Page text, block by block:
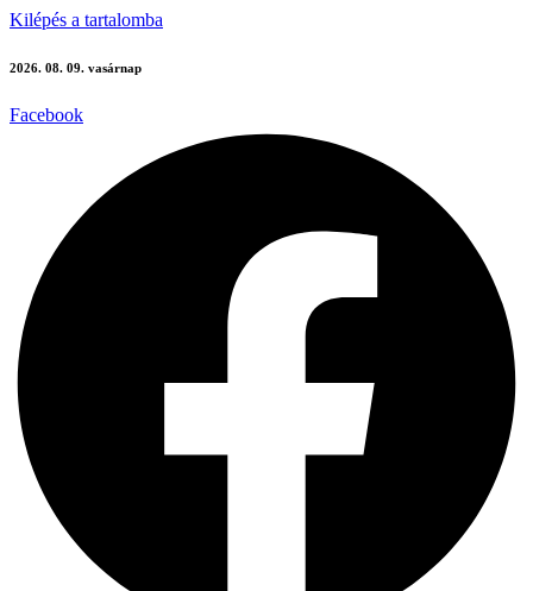
Kilépés a tartalomba
2026. 08. 09. vasárnap
Facebook